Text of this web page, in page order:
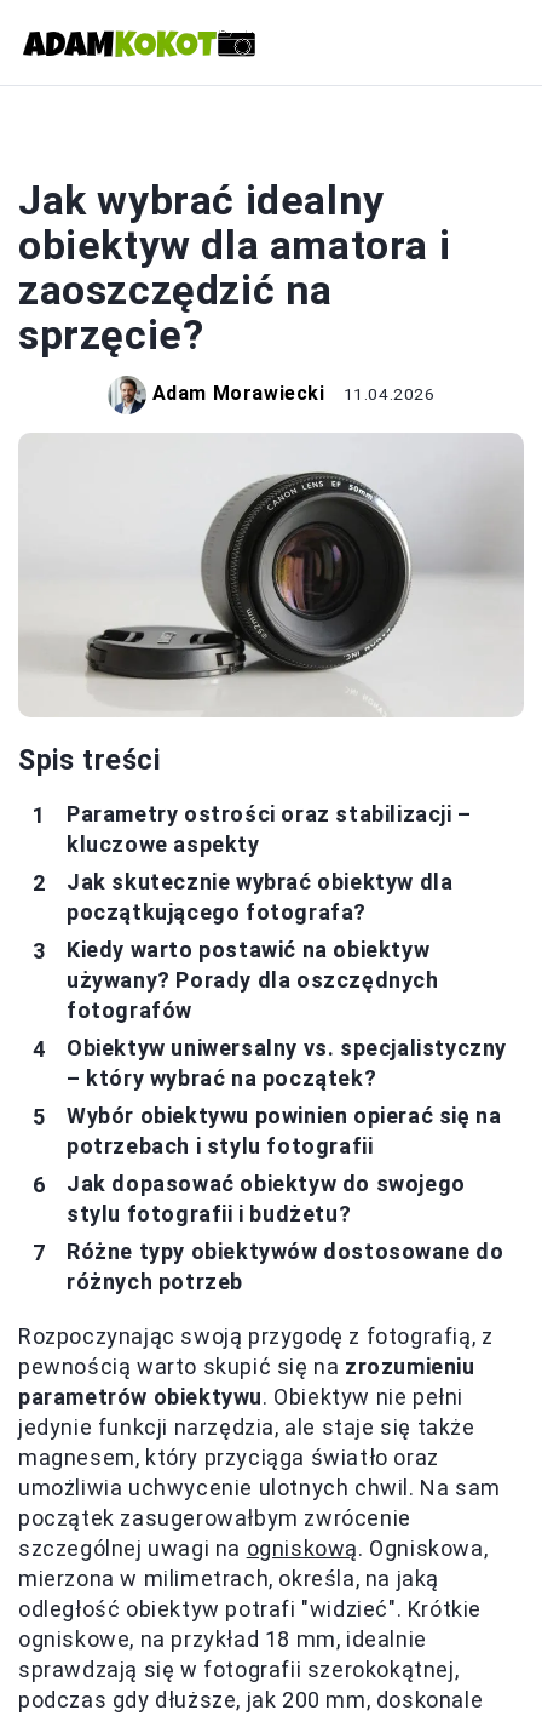
Jak wybrać idealny
obiektyw dla amatora i
zaoszczędzić na
sprzęcie?
Adam Morawiecki 11.04.2026
Spis treści
Parametry ostrości oraz stabilizacji –
kluczowe aspekty
Jak skutecznie wybrać obiektyw dla
początkującego fotografa?
Kiedy warto postawić na obiektyw
używany? Porady dla oszczędnych
fotografów
Obiektyw uniwersalny vs. specjalistyczny
– który wybrać na początek?
Wybór obiektywu powinien opierać się na
potrzebach i stylu fotografii
Jak dopasować obiektyw do swojego
stylu fotografii i budżetu?
Różne typy obiektywów dostosowane do
różnych potrzeb
Rozpoczynając swoją przygodę z fotografią, z
pewnością warto skupić się na zrozumieniu
parametrów obiektywu. Obiektyw nie pełni
jedynie funkcji narzędzia, ale staje się także
magnesem, który przyciąga światło oraz
umożliwia uchwycenie ulotnych chwil. Na sam
początek zasugerowałbym zwrócenie
szczególnej uwagi na ogniskową. Ogniskowa,
mierzona w milimetrach, określa, na jaką
odległość obiektyw potrafi "widzieć". Krótkie
ogniskowe, na przykład 18 mm, idealnie
sprawdzają się w fotografii szerokokątnej,
podczas gdy dłuższe, jak 200 mm, doskonale